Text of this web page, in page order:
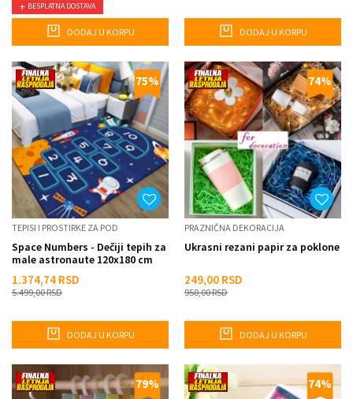
BESPLATNA DOSTAVA
DODAJ U KORPU DODAJ U KORPU
75%
TEPISI I PROSTIRKE ZA POD
Space Numbers - Dečiji tepih za
male astronaute 120x180 cm
1.374,74 RSD
5.499,00RSD
DODAJ U KORPU
74%
PRAZNIČNA DEKORACIJA
Ukrasni rezani papir za poklone
249,00 RSD
950,00RSD
DODAJ U KORPU
79% 74%